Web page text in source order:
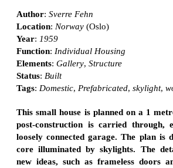
Author: Sverre Fehn
Location: Norway (Oslo)
Year: 1959
Function: Individual Housing
Elements: Gallery, Structure
Status: Built
Tags: Domestic, Prefabricated, skylight,
This small house is planned on a 1
post-construction is carried through,
loosely connected garage. The plan is
core illuminated by skylights. The
new ideas, such as frameless doors